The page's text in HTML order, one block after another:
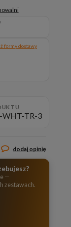
formy dostawy
WHT-TR-3
dodaj opinię
—
zestawach.